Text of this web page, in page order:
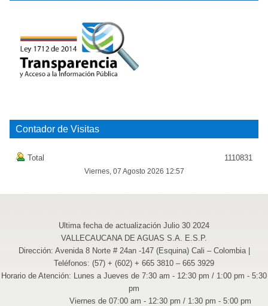
Contador de Visitas
Total 1110831
Viernes, 07 Agosto 2026 12:57
Ultima fecha de actualización Julio 30 2024
VALLECAUCANA DE AGUAS S.A. E.S.P.
Dirección: Avenida 8 Norte # 24an -147 (Esquina) Cali – Colombia |
Teléfonos: (57) + (602) + 665 3810 – 665 3929
Horario de Atención: Lunes a Jueves de 7:30 am - 12:30 pm / 1:00 pm - 5:30
pm
Viernes de 07:00 am - 12:30 pm / 1:30 pm - 5:00 pm